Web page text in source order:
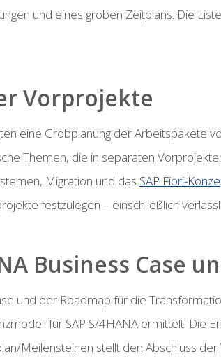
und eines groben Zeitplans. Die
Vorprojekte
eine Grobplanung der Arbeitspakete
Themen, die in separaten
Migration und das SAP Fiori-
festzulegen – einschließlich
Business Case
und der Roadmap für die
für SAP S/4HANA ermittelt. Die
Meilensteinen stellt den Abschluss